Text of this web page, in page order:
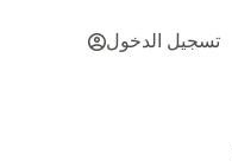
تسجيل الدخول